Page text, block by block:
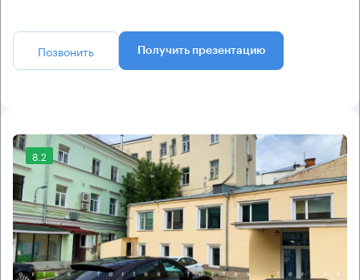
Позвонить Получить презентацию
8.2